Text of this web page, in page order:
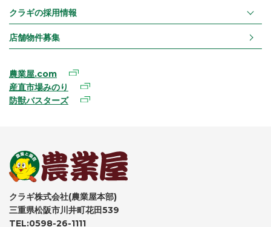
クラギの採用情報
店舗物件募集
農業屋.com
産直市場みのり
防獣バスターズ
クラギ株式会社(農業屋本部)
三重県松阪市川井町花田539
TEL:0598-26-1111